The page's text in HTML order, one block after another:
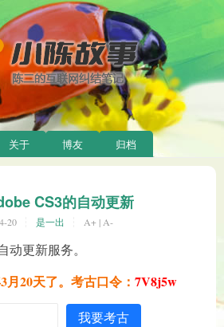
关于 博友 归档
CS3的自动更新
20 是一出 A+ |A-
动更新服务。
20天了。考古口令： 7V8j5w
我要考古